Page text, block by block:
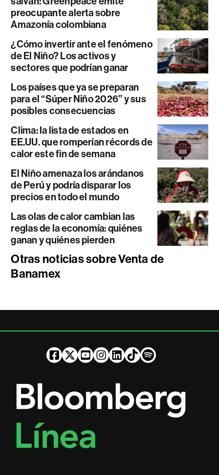
preocupante alerta sobre
Amazonía colombiana
¿Cómo invertir ante el fenómeno
de El Niño? Los activos y
sectores que podrían ganar
Los países que ya se preparan
para el “Súper Niño 2026” y sus
posibles consecuencias
Clima: la lista de estados en
EE.UU. que romperían récords de
calor este fin de semana
El Niño amenaza los arándanos
de Perú y podría disparar los
precios en todo el mundo
Las olas de calor cambian las
reglas de la economía: quiénes
ganan y quiénes pierden
Otras noticias sobre Venta de
Banamex